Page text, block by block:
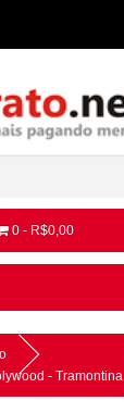
0 - R$0,00
- Tramontina